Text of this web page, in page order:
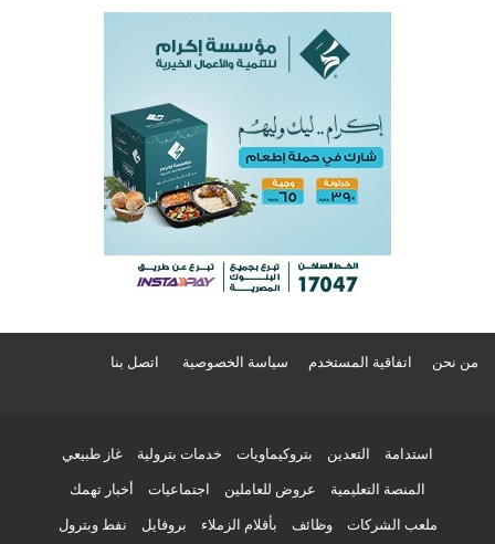
من نحن اتفاقية المستخدم سياسة الخصوصية اتصل بنا
استدامة التعدين بتروكيماويات خدمات بترولية غاز طبيعي
المنصة التعليمية عروض للعاملين اجتماعيات أخبار تهمك
ملعب الشركات وظائف بأقلام الزملاء بروفايل نفط وبترول